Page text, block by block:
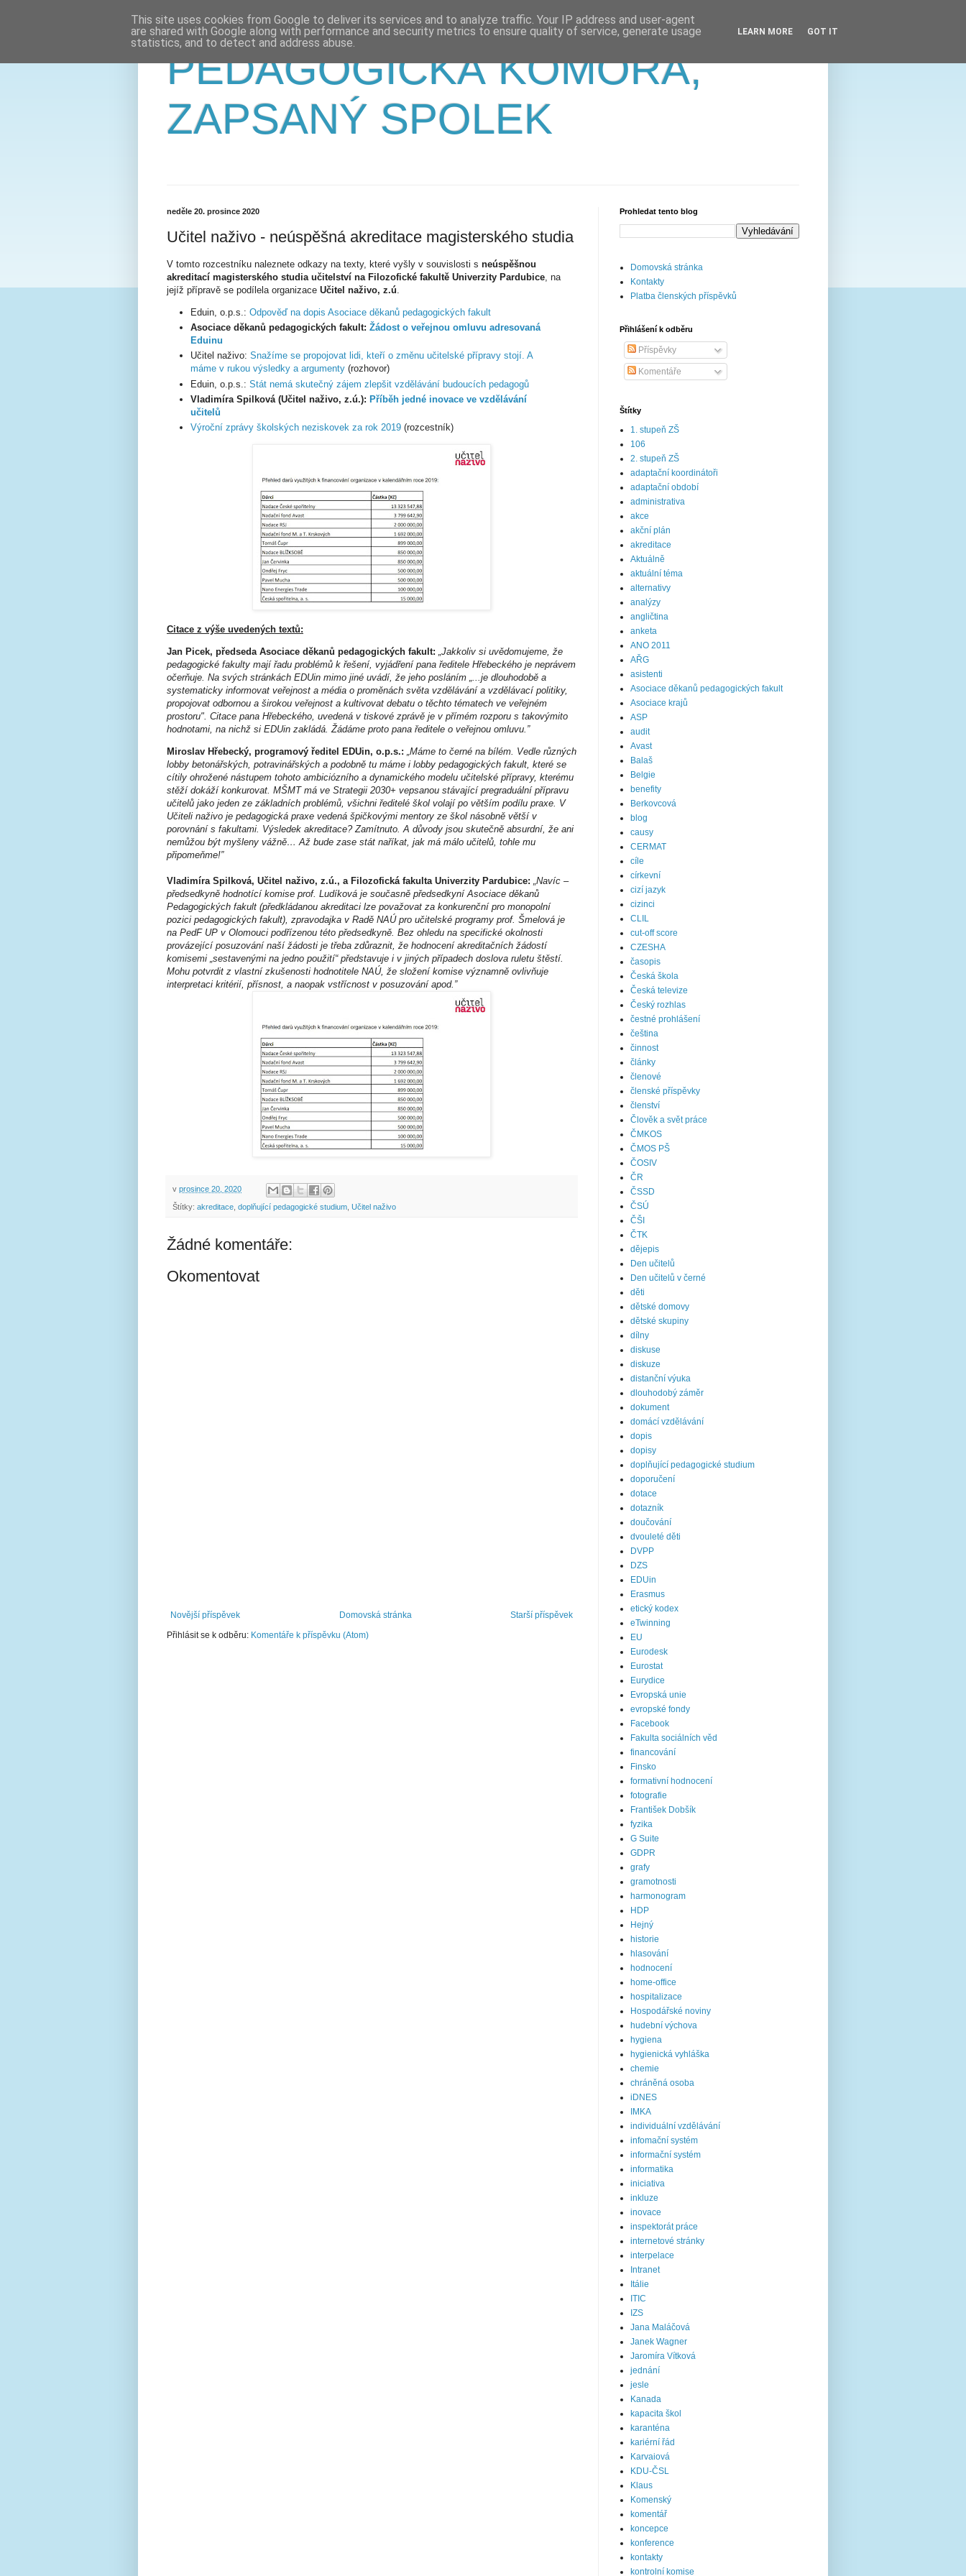
PEDAGOGICKÁ KOMORA,
ZAPSANÝ SPOLEK
neděle 20. prosince 2020
Učitel naživo - neúspěšná akreditace magisterského studia
V tomto rozcestníku naleznete odkazy na texty, které vyšly v souvislosti s neúspěšnou
akreditací magisterského studia učitelství na Filozofické fakultě Univerzity Pardubice , na
jejíž přípravě se podílela organizace Učitel naživo, z.ú
Eduin, o.p.s.: Odpověď na dopis Asociace děkanů pedagogických fakult
Asociace děkanů pedagogických fakult: Žádost o veřejnou omluvu adresovaná
Eduinu
Učitel naživo: Snažíme se propojovat lidi, kteří o změnu učitelské přípravy stojí. A
máme v rukou výsledky a argumenty (rozhovor)
Eduin, o.p.s.: Stát nemá skutečný zájem zlepšit vzdělávání budoucích pedagogů
Vladimíra Spilková (Učitel naživo, z.ú.): Příběh jedné inovace ve vzdělávání
učitelů
Výroční zprávy školských neziskovek za rok 2019 (rozcestník)
Citace z výše uvedených textů:
Jan Picek, předseda Asociace děkanů pedagogických fakult: „Jakkoliv si uvědomujeme, že
pedagogické fakulty mají řadu problémů k řešení, vyjádření pana ředitele Hřebeckého je neprávem
očerňuje. Na svých stránkách EDUin mimo jiné uvádí, že jeho posláním „...je dlouhodobě a
systematicky informovat veřejnost a média o proměnách světa vzdělávání a vzdělávací politiky,
propojovat odbornou a širokou veřejnost a kultivovat debatu o těchto tématech ve veřejném
prostoru". Citace pana Hřebeckého, uvedená v tiskové zprávě je v přímém rozporu s takovýmito
hodnotami, na nichž si EDUin zakládá. Žádáme proto pana ředitele o veřejnou omluvu.”
Miroslav Hřebecký, programový ředitel EDUin, o.p.s.: „Máme to černé na bílém. Vedle různých
lobby betonářských, potravinářských a podobně tu máme i lobby pedagogických fakult, které se
cítily ohrožené nástupem tohoto ambiciózního a dynamického modelu učitelské přípravy, kterému
stěží dokáží konkurovat. MŠMT má ve Strategii 2030+ vepsanou stávající pregraduální přípravu
učitelů jako jeden ze základních problémů, všichni ředitelé škol volají po větším podílu praxe. V
Učiteli naživo je pedagogická praxe vedená špičkovými mentory ze škol násobně větší v
porovnání s fakultami. Výsledek akreditace? Zamítnuto. A důvody jsou skutečně absurdní, že ani
nemůžou být myšleny vážně… Až bude zase stát naříkat, jak má málo učitelů, tohle mu
připomeňme!”
Vladimíra Spilková, Učitel naživo, z.ú., a Filozofická fakulta Univerzity Pardubice: „Navíc –
předsedkyně hodnotící komise prof. Ludíková je současně předsedkyní Asociace děkanů
Pedagogických fakult (předkládanou akreditaci lze považovat za konkurenční pro monopolní
pozici pedagogických fakult), zpravodajka v Radě NAÚ pro učitelské programy prof. Šmelová je
na PedF UP v Olomouci podřízenou této předsedkyně. Bez ohledu na specifické okolnosti
provázející posuzování naší žádosti je třeba zdůraznit, že hodnocení akreditačních žádostí
komisemi „sestavenými na jedno použití“ představuje i v jiných případech doslova ruletu štěstí.
Mohu potvrdit z vlastní zkušenosti hodnotitele NAÚ, že složení komise významně ovlivňuje
interpretaci kritérií, přísnost, a naopak vstřícnost v posuzování apod.”
v prosince 20, 2020
Štítky: akreditace doplňující pedagogické studium Učitel naživo
Žádné komentáře:
Okomentovat
Novější příspěvek Starší příspěvek
Domovská stránka
Přihlásit se k odběru: Komentáře k příspěvku (Atom)
Prohledat tento blog
Domovská stránka
Kontakty
Platba členských příspěvků
Přihlášení k odběru
Příspěvky
Komentáře
Štítky
1. stupeň ZŠ
106
2. stupeň ZŠ
adaptační koordinátoři
adaptační období
administrativa
akce
akční plán
akreditace
Aktuálně
aktuální téma
alternativy
analýzy
angličtina
anketa
ANO 2011
AŘG
asistenti
Asociace děkanů pedagogických fakult
Asociace krajů
ASP
audit
Avast
Balaš
Belgie
benefity
Berkovcová
blog
causy
CERMAT
cíle
církevní
cizí jazyk
cizinci
CLIL
cut-off score
CZESHA
časopis
Česká škola
Česká televize
Český rozhlas
čestné prohlášení
čeština
činnost
články
členové
členské příspěvky
členství
Člověk a svět práce
ČMKOS
ČMOS PŠ
ČOSIV
ČR
ČSSD
ČSÚ
ČŠI
ČTK
dějepis
Den učitelů
Den učitelů v černé
děti
dětské domovy
dětské skupiny
dílny
diskuse
diskuze
distanční výuka
dlouhodobý záměr
dokument
domácí vzdělávání
dopis
dopisy
doplňující pedagogické studium
doporučení
dotace
dotazník
doučování
dvouleté děti
DVPP
DZS
EDUin
Erasmus
etický kodex
eTwinning
EU
Eurodesk
Eurostat
Eurydice
Evropská unie
evropské fondy
Facebook
Fakulta sociálních věd
financování
Finsko
formativní hodnocení
fotografie
František Dobšík
fyzika
G Suite
GDPR
grafy
gramotnosti
harmonogram
HDP
Hejný
historie
hlasování
hodnocení
home-office
hospitalizace
Hospodářské noviny
hudební výchova
hygiena
hygienická vyhláška
chemie
chráněná osoba
iDNES
IMKA
individuální vzdělávání
infomační systém
informační systém
informatika
iniciativa
inkluze
inovace
inspektorát práce
internetové stránky
interpelace
Intranet
Itálie
ITIC
IZS
Jana Maláčová
Janek Wagner
Jaromíra Vítková
jednání
jesle
Kanada
kapacita škol
karanténa
kariérní řád
Karvaiová
KDU-ČSL
Klaus
Komenský
komentář
koncepce
konference
kontakty
kontrolní komise
This site uses cookies from Google to deliver its services and to analyze traffic. Your IP address and user-agent
are shared with Google along with performance and security metrics to ensure quality of service, generate usage
statistics, and to detect and address abuse.
LEARN MORE GOT IT